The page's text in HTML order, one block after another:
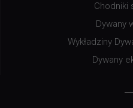
Chodniki
Dywany
Wykładziny
Dywany